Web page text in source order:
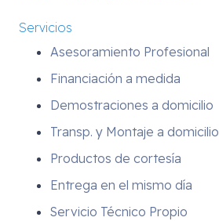
Servicios
Asesoramiento Profesional
Financiación a medida
Demostraciones a domicilio
Transp. y Montaje a domicilio
Productos de cortesía
Entrega en el mismo día
Servicio Técnico Propio